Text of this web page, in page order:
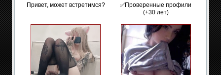
Привет, может встретимся?
✅Проверенные профили
(+30 лет)